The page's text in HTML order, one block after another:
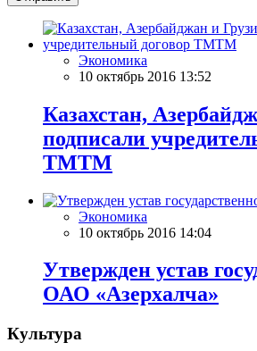
Экономика
10 октябрь 2016 13:52
Казахстан,
подписали
ТМТМ
Экономика
10 октябрь 2016 14:04
Утвержден устав
ОАО «Азерхалча»
Культура